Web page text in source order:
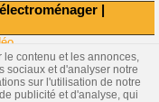
|
le contenu et les annonces,
sociaux et d'analyser notre
sur l'utilisation de notre
publicité et d'analyse, qui